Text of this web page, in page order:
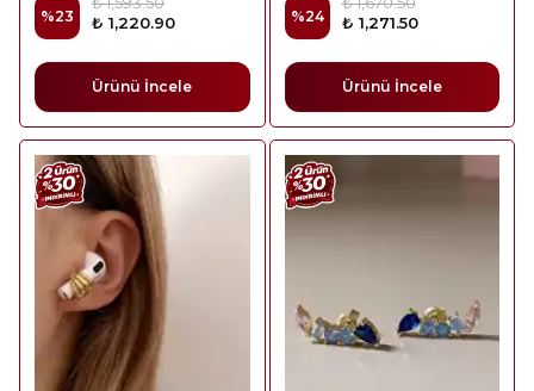
%23
₺ 1,220.90
Ürünü İncele
%24
₺ 1,271.50
Ürünü İncele